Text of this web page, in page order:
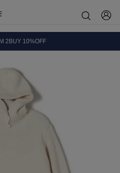
2BUY 10%OFF
ラムが生まれ変わります！